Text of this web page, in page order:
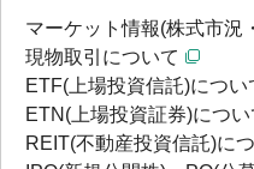
マーケット情報(株式市況
現物取引について
ETF(上場投資信託)につい
ETN(上場投資証券)につい
REIT(不動産投資信託)に